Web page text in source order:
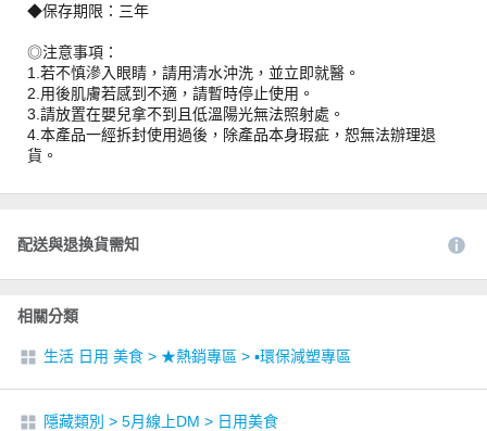
◆保存期限：三年
◎注意事項：
1.若不慎滲入眼睛，請用清水沖洗，並立即就醫。
2.用後肌膚若感到不適，請暫時停止使用。
3.請放置在嬰兒拿不到且低溫陽光無法照射處。
4.本產品一經拆封使用過後，除產品本身瑕疵，恕無法辦理退
貨。
配送與退換貨需知
相關分類
生活 日用 美食 > ★熱銷專區 > ▪︎環保減塑專區
隱藏類別 > 5月線上DM > 日用美食